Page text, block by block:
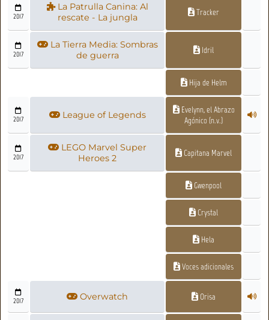
2017
La Patrulla Canina: Al
rescate - La jungla
Tracker
2017
La Tierra Media: Sombras
de guerra
Idril
Hija de Helm
2017 League of Legends
Evelynn, el Abrazo
Agónico (n.v.)
2017
LEGO Marvel Super
Heroes 2
Capitana Marvel
Gwenpool
Crystal
Hela
Voces adicionales
2017 Overwatch Orisa